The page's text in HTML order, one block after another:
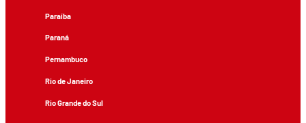
Paraíba
Paraná
Pernambuco
Rio de Janeiro
Rio Grande do Sul